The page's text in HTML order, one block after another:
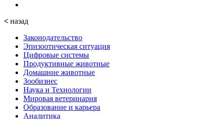
< назад
Законодательство
Эпизоотическая ситуация
Цифровые системы
Продуктивные животные
Домашние животные
Зообизнес
Наука и Технологии
Мировая ветеринария
Образование и карьера
Аналитика